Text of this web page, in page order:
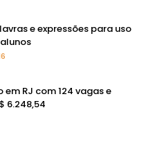
e expressões para uso
em RJ com 124 vagas e
6.248,54